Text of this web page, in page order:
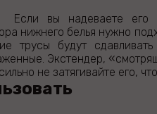
Если вы надеваете его
нижнего белья нужно
трусы будут
Экстендер,
не затягивайте его,